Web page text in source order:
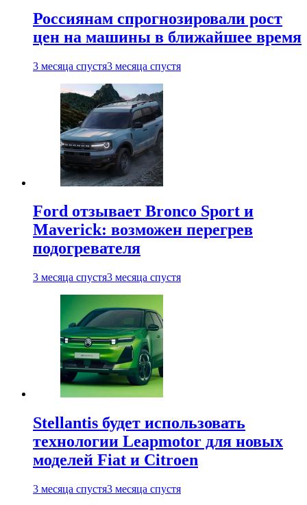
Россиянам спрогнозировали рост
цен на машины в ближайшее время
3 месяца спустя3 месяца спустя
Ford отзывает Bronco Sport и
Maverick: возможен перегрев
подогревателя
3 месяца спустя3 месяца спустя
Stellantis будет использовать
технологии Leapmotor для новых
моделей Fiat и Citroen
3 месяца спустя3 месяца спустя